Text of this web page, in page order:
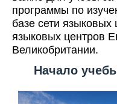
программы по
базе сети
языковых центров
Великобритании.
Начало